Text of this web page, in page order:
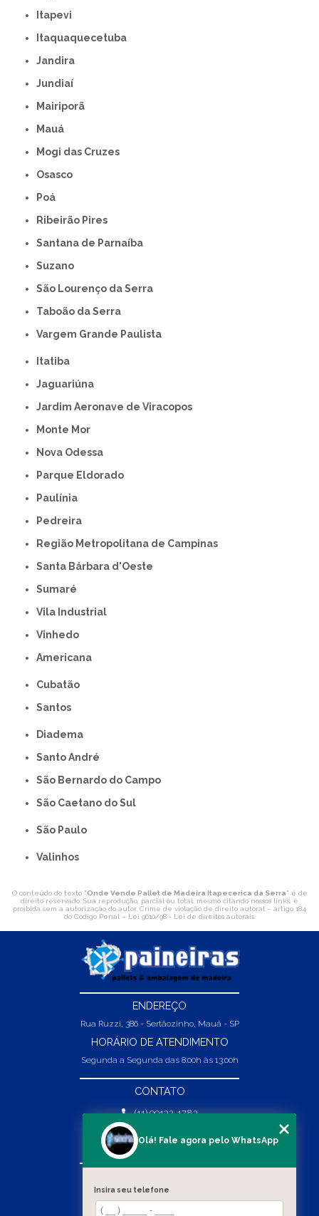
Itapevi
Itaquaquecetuba
Jandira
Jundiaí
Mairiporã
Mauá
Mogi das Cruzes
Osasco
Poá
Ribeirão Pires
Santana de Parnaíba
Suzano
São Lourenço da Serra
Taboão da Serra
Vargem Grande Paulista
Itatiba
Jaguariúna
Jardim Aeronave de Viracopos
Monte Mor
Nova Odessa
Parque Eldorado
Paulínia
Pedreira
Região Metropolitana de Campinas
Santa Bárbara d'Oeste
Sumaré
Vila Industrial
Vinhedo
americana
Cubatão
Santos
Diadema
Santo André
São Bernardo do Campo
São Caetano do Sul
São Paulo
Valinhos
O conteúdo do texto "Onde Vende Pallet de Madeira Itapecerica da Serra" é de
direito reservado. Sua reprodução, parcial ou total, mesmo citando nossos links, é
proibida sem a autorização do autor. Crime de violação de direito autoral – artigo 184
do Código Penal – Lei 9610/98 - Lei de direitos autorais.
ENDEREÇO
Rua Ruzzi, 386 - Sertãozinho, Mauá - SP
HORÁRIO DE ATENDIMENTO
Segunda a Segunda das 8:00h às 13:00h
CONTATO
(11) 99132-1783
(11) 99132-1783
vendas@abpaineiras.com.br
Olá! Fale agora pelo WhatsApp
Insira seu telefone